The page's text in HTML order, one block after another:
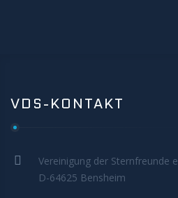
MITMACHEN
VDS-KONTAKT
Vereinigung der Sternfreunde
D-64625 Bensheim